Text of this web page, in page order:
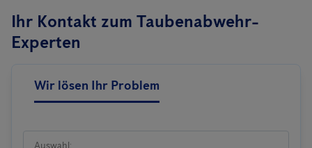
Ihr Kontakt zum Taubenabwehr-
Experten
Wir lösen Ihr Problem
Auswahl: